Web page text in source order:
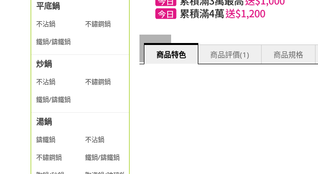
平底鍋
不沾鍋
不鏽鋼鍋
鐵鍋/鑄鐵鍋
炒鍋
不沾鍋
不鏽鋼鍋
鐵鍋/鑄鐵鍋
湯鍋
鑄鐵鍋
不沾鍋
不鏽鋼鍋
鐵鍋/鑄鐵鍋
商品特色 商品評價(1) 商品規格